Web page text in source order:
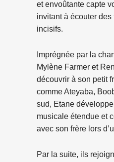
et envoûtante capte
invitant à écouter
incisifs.
Imprégnée par la
Mylène Farmer et
découvrir à son petit
comme Ateyaba,
sud, Etane
musicale étendue et
avec son frère lors
Par la suite, ils